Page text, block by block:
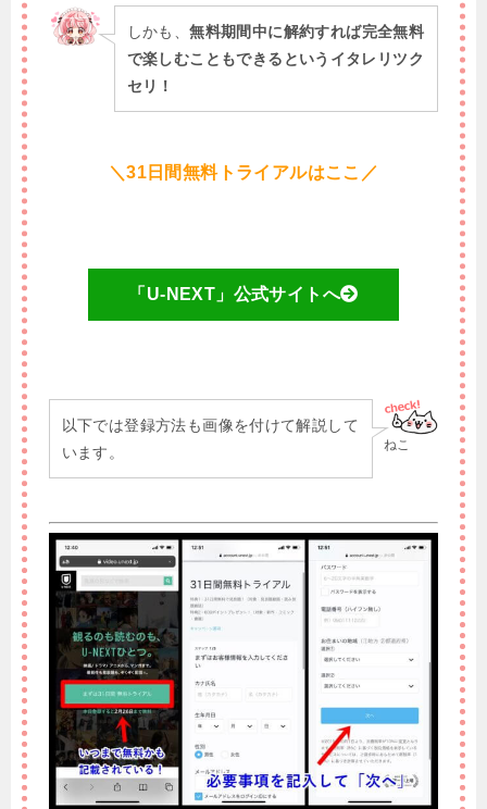
しかも、無料期間中に解約すれば完全無料
で楽しむこともできるというイタレリツク
セリ！
＼31日間無料トライアルはここ／
「U-NEXT」公式サイトへ
ねこ
以下では登録方法も画像を付けて解説して
います。